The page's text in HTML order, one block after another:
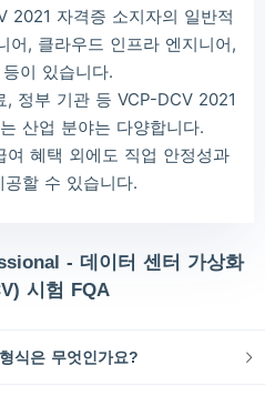
2021 자격증 소지자의 일반적
어, 클라우드 인프라 엔지니어,
이 있습니다.
정부 기관 등 VCP-DCV 2021
산업 분야는 다양합니다.
혜택 외에도 직업 안정성과
할 수 있습니다.
- 데이터 센터 가상화
시험 FQA
식은 무엇인가요?